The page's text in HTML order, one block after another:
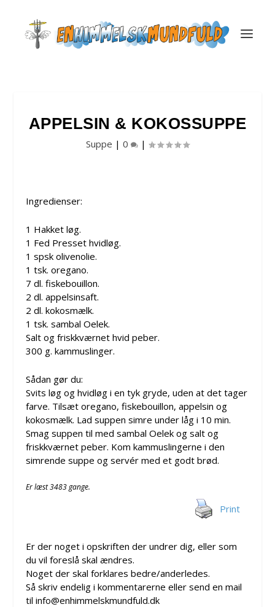
APPELSIN & KOKOSSUPPE
Suppe | 0 |
Ingredienser:
1 Hakket løg.
1 Fed Presset hvidløg.
1 spsk olivenolie.
1 tsk. oregano.
7 dl. fiskebouillon.
2 dl. appelsinsaft.
2 dl. kokosmælk.
1 tsk. sambal Oelek.
Salt og friskkværnet hvid peber.
300 g. kammuslinger.
Sådan gør du:
Svits løg og hvidløg i en tyk gryde, uden at det tager
farve. Tilsæt oregano, fiskebouillon, appelsin og
kokosmælk. Lad suppen simre under låg i 10 min.
Smag suppen til med sambal Oelek og salt og
friskkværnet peber. Kom kammuslingerne i den
simrende suppe og servér med et godt brød.
Er læst 3483 gange.
Print
Er der noget i opskriften der undrer dig, eller som
du vil foreslå skal ændres.
Noget der skal forklares bedre/anderledes.
Så skriv endelig i kommentarerne eller send en mail
til info@enhimmelskmundfuld.dk